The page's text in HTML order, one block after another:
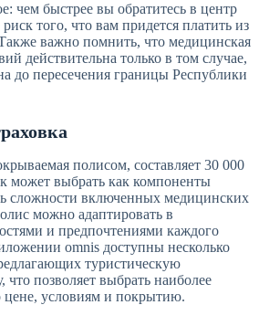
чем быстрее вы обратитесь в центр
того, что вам придется платить из
важно помнить, что медицинская
действительна только в том случае,
до пересечения границы Республики
полисом, составляет 30 000
может выбрать как компоненты
сложности включенных медицинских
можно адаптировать в
и предпочтениями каждого
omnis доступны несколько
туристическую
позволяет выбрать наиболее
условиям и покрытию.